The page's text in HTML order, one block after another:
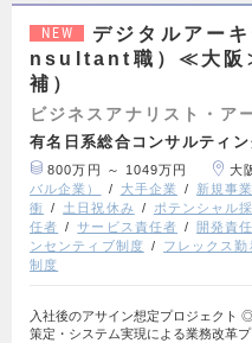
NEW
デジタルアー
nsultant職）≪大阪
補）
ビジネスアナリスト・ア
有名日系総合コンサルティン
800万円 ～ 1049万円 大
バル企業）
大手企業 新規事
衝
土日祝休み ポテンシャル
任者
サービス責任者 開発責
ンセンティブ制度
フレックス勤
制度
入社後のアサイン想定プロジェクト
策定・システム実現による業務改革